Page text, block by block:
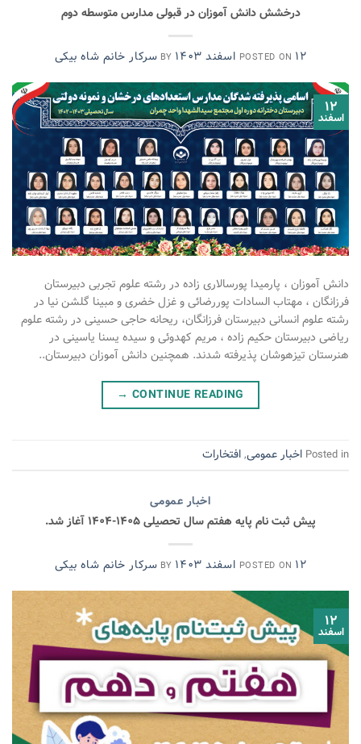
درخشش دانش آموزان در قبولی مدارس متوسطه دوم
POSTED ON ۱۲ اسفند ۱۴۰۳ سرکار خانم شاه بیکی
۱۲
اسفند
دانش آموزان ، پارمیدا پورسالاری زاده در رشته علوم تجربی دبیرستان
فرزانگان ، مهتاب السادات پوررضائی و غزل خضری و مبینا گلشن نیا در
رشته علوم انسانی دبیرستان فرزانگان، ریحانه حاجی حسینی در رشته علوم
ریاضی دبیرستان حکیم زاده ، مریم کهدوئی و سیده یسنا یاسینی در
هنرستان تیزهوشان پذیرفته شدند. همچنین دانش آموزان دبیرستان..
CONTINUE READING
→
Posted in اخبار عمومی, افتخارات
اخبار عمومی
پیش ثبت نام پایه هفتم سال تحصیلی ۱۴۰۵-۱۴۰۴ آغاز شد.
POSTED ON ۱۲ اسفند ۱۴۰۳ سرکار خانم شاه بیکی
۱۲
اسفند